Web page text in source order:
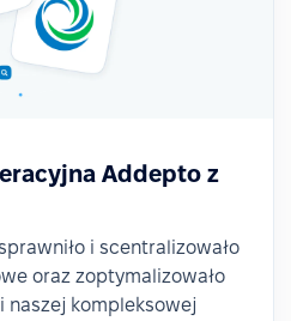
Addepto z
i scentralizowało
oraz zoptymalizowało
naszej kompleksowej